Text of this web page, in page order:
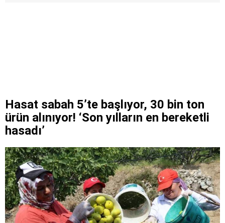
Hasat sabah 5’te başlıyor, 30 bin ton
ürün alınıyor! ‘Son yılların en bereketli
hasadı’